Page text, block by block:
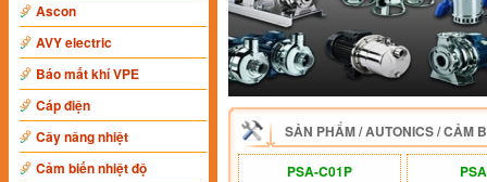
Ascon
AVY electric
Báo mất khí VPE
Cáp điện
Cây nâng nhiệt
Cảm biến nhiệt độ
SẢN PHẨM/AUTONICS/CẢM
PSA-C01P